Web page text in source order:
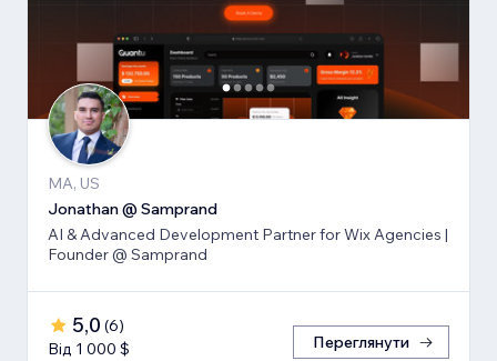
MA, US
Jonathan @ Samprand
AI & Advanced Development Partner for Wix Agencies |
Founder @ Samprand
5,0 (6)
Від 1 000 $
Переглянути